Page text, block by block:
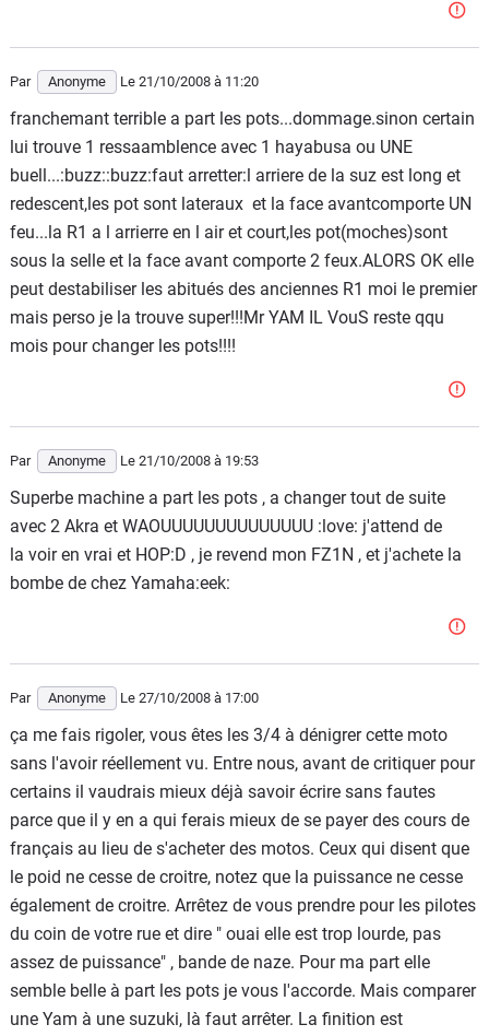
Par Anonyme Le 21/10/2008 à 11:20
franchemant terrible a part les pots...dommage.sinon certain
lui trouve 1 ressaamblence avec 1 hayabusa ou UNE
buell...:buzz::buzz:faut arretter:l arriere de la suz est long et
redescent,les pot sont lateraux et la face avantcomporte UN
feu...la R1 a l arrierre en l air et court,les pot(moches)sont
sous la selle et la face avant comporte 2 feux.ALORS OK elle
peut destabiliser les abitués des anciennes R1 moi le premier
mais perso je la trouve super!!!Mr YAM IL VouS reste qqu
mois pour changer les pots!!!!
Par Anonyme Le 21/10/2008 à 19:53
Superbe machine a part les pots , a changer tout de suite
avec 2 Akra et WAOUUUUUUUUUUUUUU :love: j'attend de
la voir en vrai et HOP:D , je revend mon FZ1N , et j'achete la
bombe de chez Yamaha:eek:
Par Anonyme Le 27/10/2008 à 17:00
ça me fais rigoler, vous êtes les 3/4 à dénigrer cette moto
sans l'avoir réellement vu. Entre nous, avant de critiquer pour
certains il vaudrais mieux déjà savoir écrire sans fautes
parce que il y en a qui ferais mieux de se payer des cours de
français au lieu de s'acheter des motos. Ceux qui disent que
le poid ne cesse de croitre, notez que la puissance ne cesse
également de croitre. Arrêtez de vous prendre pour les pilotes
du coin de votre rue et dire " ouai elle est trop lourde, pas
assez de puissance" , bande de naze. Pour ma part elle
semble belle à part les pots je vous l'accorde. Mais comparer
une Yam à une suzuki, là faut arrêter. La finition est